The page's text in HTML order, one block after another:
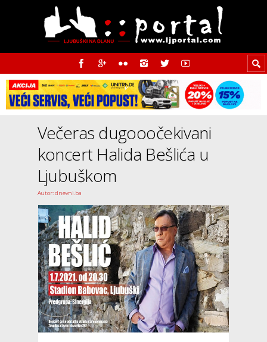
Večeras dugooočekivani
koncert Halida Bešlića u
Ljubuškom
Autor: dnevni.ba